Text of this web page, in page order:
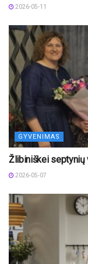
2026-05-11
GYVENIMAS
Žlibiniškei septynių
2026-05-07